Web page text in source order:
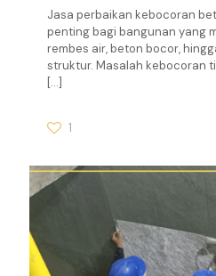
Jasa perbaikan kebocoran
penting bagi bangunan yang
rembes air, beton bocor,
struktur. Masalah kebocoran
[…]
1